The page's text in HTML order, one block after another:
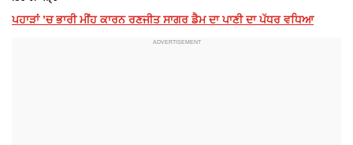
ਪਹਾੜਾਂ ’ਚ ਭਾਰੀ ਮੀਂਹ ਕਾਰਨ ਰਣਜੀਤ ਸਾਗਰ ਡੈਮ ਦਾ ਪਾਣੀ ਦਾ ਪੱਧਰ ਵਧਿਆ